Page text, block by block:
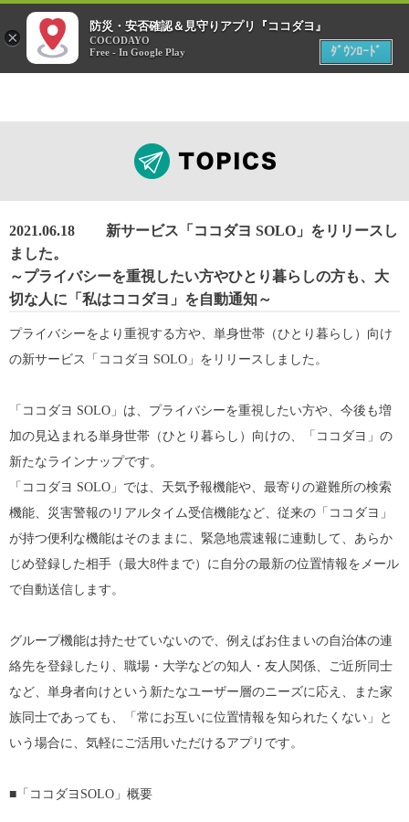
災害時
MENU
2021.06.18
新サービス「ココダヨ SOLO」をリリースし
ました。
～プライバシーを重視したい方やひとり暮らしの方も、大
切な人に「私はココダヨ」を自動通知～
プライバシーをより重視する方や、単身世帯（ひとり暮らし）向け
の新サービス「ココダヨ SOLO」をリリースしました。
「ココダヨ SOLO」は、プライバシーを重視したい方や、今後も増
加の見込まれる単身世帯（ひとり暮らし）向けの、「ココダヨ」の
新たなラインナップです。
「ココダヨ SOLO」では、天気予報機能や、最寄りの避難所の検索
機能、災害警報のリアルタイム受信機能など、従来の「ココダヨ」
が持つ便利な機能はそのままに、緊急地震速報に連動して、あらか
じめ登録した相手（最大8件まで）に自分の最新の位置情報をメール
で自動送信します。
グループ機能は持たせていないので、例えばお住まいの自治体の連
絡先を登録したり、職場・大学などの知人・友人関係、ご近所同士
など、単身者向けという新たなユーザー層のニーズに応え、また家
族同士であっても、「常にお互いに位置情報を知られたくない」と
いう場合に、気軽にご活用いただけるアプリです。
■「ココダヨSOLO」概要
×
防災・安否確認＆見守りアプリ『ココダヨ』
COCODAYO
Free - In Google Play
ﾀﾞｳﾝﾛｰﾄﾞ